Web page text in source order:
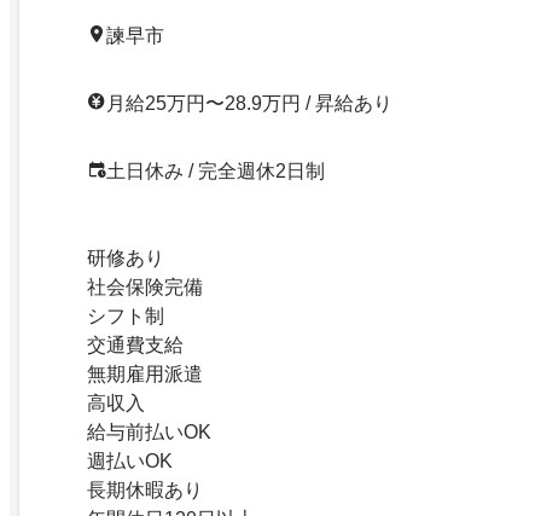
諫早市
月給25万円〜28.9万円 / 昇給あり
土日休み / 完全週休2日制
研修あり
社会保険完備
シフト制
交通費支給
無期雇用派遣
高収入
給与前払いOK
週払いOK
長期休暇あり